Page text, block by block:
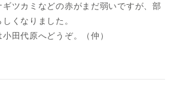
ツカミなどの赤がまだ弱いですが、部
くなりました。
小田代原へどうぞ。（仲）